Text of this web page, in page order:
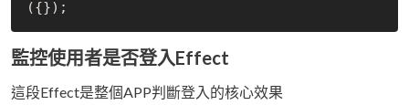
監控使用者是否登入Effect
這段Effect是整個APP判斷登入的核心效果